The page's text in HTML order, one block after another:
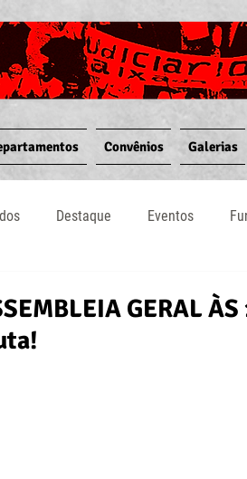
Convênios Galerias
Destaque Eventos
Informativos
GERAL